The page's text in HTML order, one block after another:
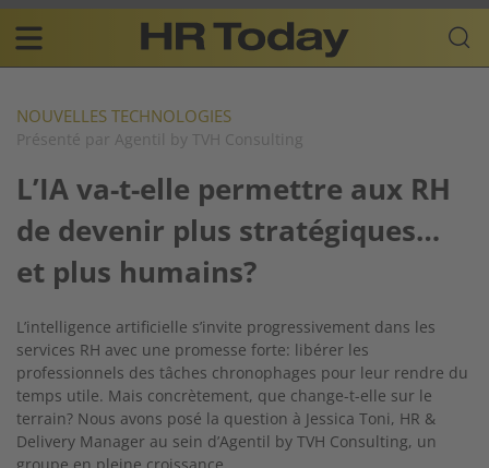
Skip
content
Plattform
für
Resources
navigation
FR
NOUVELLES TECHNOLOGIES
Présenté par Agentil by TVH Consulting
L’IA va-t-elle permettre aux RH
de devenir plus stratégiques…
et plus humains?
L’intelligence artificielle s’invite progressivement dans les
services RH avec une promesse forte: libérer les
professionnels des tâches chronophages pour leur rendre du
temps utile. Mais concrètement, que change-t-elle sur le
terrain? Nous avons posé la question à Jessica Toni, HR &
Delivery Manager au sein d’Agentil by TVH Consulting, un